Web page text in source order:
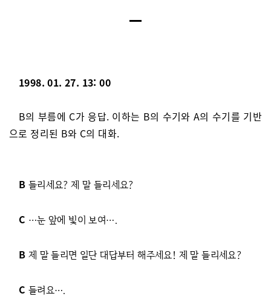
1998. 01. 27. 13: 00
B의 부름에 C가 응답. 이하는 B의 수기와 A의 수기를 기반
으로 정리된 B와 C의 대화.
B 들리세요? 제 말 들리세요?
C …눈 앞에 빛이 보여….
B 제 말 들리면 일단 대답부터 해주세요! 제 말 들리세요?
C 들려요….